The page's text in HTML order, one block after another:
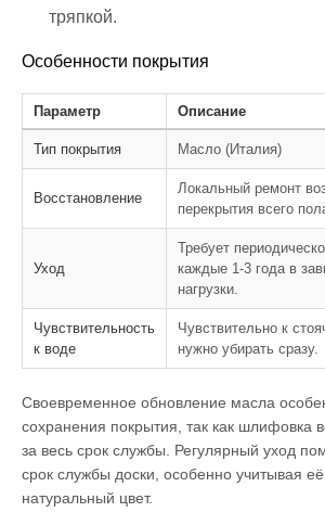
тряпкой.
Особенности покрытия
Параметр Описание
Тип покрытия Масло (Италия)
Восстановление
Локальный ремонт
перекрытия всего
Уход
Требует
каждые 1-3 года в
нагрузки.
Чувствительность
к воде
Чувствительно к
нужно убирать сразу.
Своевременное обновление масла
сохранения покрытия, так как шлифовка
за весь срок службы. Регулярный уход
срок службы доски, особенно учитывая
натуральный цвет.